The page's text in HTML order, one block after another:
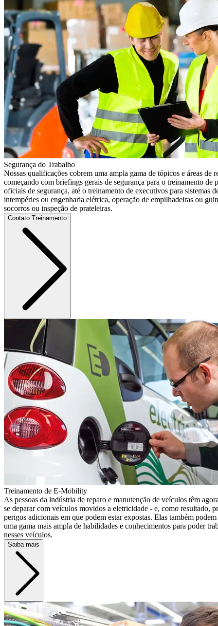
Segurança do Trabalho
Nossas qualificações cobrem uma ampla gama de tópicos e áreas de
começando com briefings gerais de segurança para o treinamento de
oficiais de segurança, até o treinamento de executivos para sistemas
intempéries ou engenharia elétrica, operação de empilhadeiras ou
socorros ou inspeção de prateleiras.
Contato Treinamento
Treinamento de E-Mobility
As pessoas da indústria de reparo e manutenção de veículos têm
se deparar com veículos movidos a eletricidade - e, como resultado,
perigos adicionais em que podem estar expostas. Elas também
uma gama mais ampla de habilidades e conhecimentos para poder
nesses veículos.
Saiba mais